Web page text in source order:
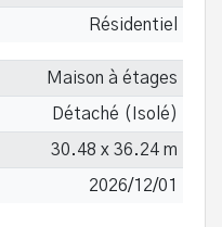
Résidentiel
Maison à étages
Détaché (Isolé)
30.48 x 36.24 m
2026/12/01